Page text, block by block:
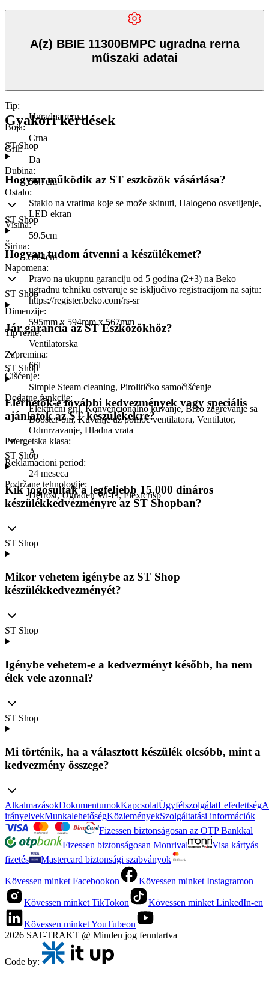
A(z) BBIE 11300BMPC ugradna rerna
műszaki adatai
Tip:
Ugradna rerna
Boja:
Crna
Gril:
Da
Dubina:
56.7cm
Ostalo:
Staklo na vratima koje se može skinuti, Halogeno osvetljenje,
LED ekran
Visina:
59.5cm
Širina:
59.4cm
Napomena:
Pravo na ukupnu garanciju od 5 godina (2+3) na Beko
ugradnu tehniku ostvaruje se isključivo registracijom na sajtu:
https://register.beko.com/rs-sr
Dimenzije:
595mm x 594mm x 567mm
Tip rerne:
Ventilatorska
Zapremina:
66l
Čišćenje:
Simple Steam cleaning, Pirolitičko samočišćenje
Dodatne funkcije:
Električni gril, Konvencionalno kuvanje, Brzo zagrevanje sa
Booster-om, Kuvanje uz pomoć ventilatora, Ventilator,
Odmrzavanje, Hladna vrata
Energetska klasa:
A
Reklamacioni period:
24 meseca
Podržane tehnologije:
Defrost, Ugrađen Wi-Fi, Flexicrisp
Gyakori kérdések
ST Shop
Hogyan működik az ST eszközök vásárlása?
ST Shop
Hogyan tudom átvenni a készülékemet?
ST Shop
Jár garancia az ST Eszközökhöz?
ST Shop
Elérhetők-e további kedvezmények vagy speciális
ajánlatok az ST készülékekre?
ST Shop
Kik jogosultak a legfeljebb 15.000 dináros
készülékkedvezményre az ST Shopban?
ST Shop
Mikor vehetem igénybe az ST Shop
készülékkedvezményét?
ST Shop
Igénybe vehetem-e a kedvezményt később, ha nem
élek vele azonnal?
ST Shop
Mi történik, ha a választott készülék olcsóbb, mint a
kedvezmény összege?
AlkalmazásokDokumentumokKapcsolatÜgyfélszolgálatLefedettség
irányelvekMunkalehetőségKözleményekSzolgáltatási információk
Fizessen biztonságosan az OTP Bankkal
Fizessen biztonságosan Monrival
Visa kártyás
fizetés
Mastercard biztonsági szabványok
Kövessen minket Facebookon Kövessen minket Instagramon
Kövessen minket TikTokon Kövessen minket LinkedIn-en
Kövessen minket YouTubeon
2026 SAT-TRAKT @ Minden jog fenntartva
Code by: